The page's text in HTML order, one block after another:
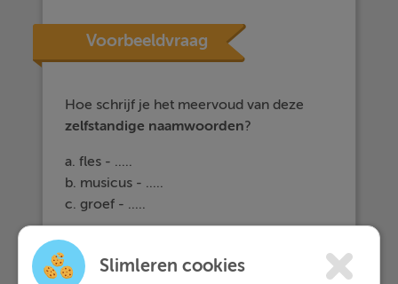
Voorbeeldvraag
Hoe schrijf je het meervoud van deze
zelfstandige naamwoorden?
a. fles - .....
b. musicus - .....
c. groef - .....
Uitwerkingen
Slimleren cookies